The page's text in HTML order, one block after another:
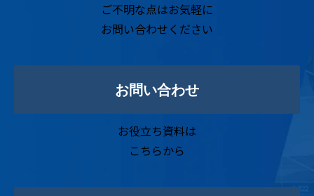
ご不明な点はお気軽に
お問い合わせください
お問い合わせ
お役立ち資料は
こちらから